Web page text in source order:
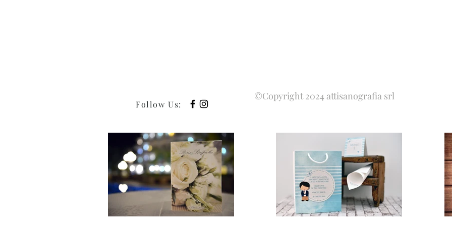
Follow Us:
©Copyright 2024 attisanografia srl